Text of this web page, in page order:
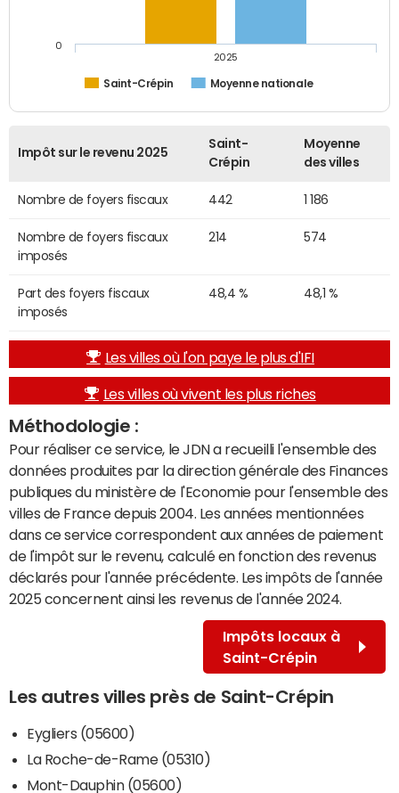
Saint-Crépin Moyenne nationale
2025
0
Impôt sur le revenu 2025
Saint-
Crépin
Moyenne
des villes
Nombre de foyers fiscaux 442 1 186
Nombre de foyers fiscaux
imposés
214 574
Part des foyers fiscaux
imposés
48,4 % 48,1 %
Les villes où l'on paye le plus d'IFI
Les villes où vivent les plus riches
Méthodologie :
Pour réaliser ce service, le JDN a recueilli l'ensemble des
données produites par la direction générale des Finances
publiques du ministère de l'Economie pour l'ensemble des
villes de France depuis 2004. Les années mentionnées
dans ce service correspondent aux années de paiement
de l'impôt sur le revenu, calculé en fonction des revenus
déclarés pour l'année précédente. Les impôts de l'année
2025 concernent ainsi les revenus de l'année 2024.
Impôts locaux à
Saint-Crépin
Les autres villes près de Saint-Crépin
Eygliers (05600)
La Roche-de-Rame (05310)
Mont-Dauphin (05600)